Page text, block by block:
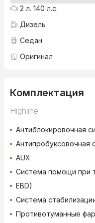
2 л. 140 л.с.
Дизель
Седан
Оригинал
Комплектация
Highline
Антиблокировочная
Антипробуксовочная
AUX
Система помощи при
EBD)
Система
Противотуманные